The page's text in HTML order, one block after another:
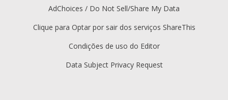
AdChoices / Do Not Sell/Share My Data
Clique para Optar por sair dos serviços ShareThis
Condições de uso do Editor
Data Subject Privacy Request